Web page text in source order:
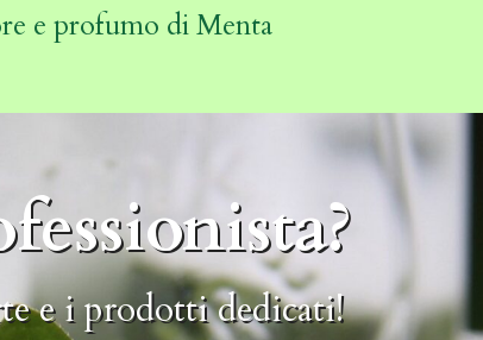
e profumo di Menta
e i prodotti dedicati!